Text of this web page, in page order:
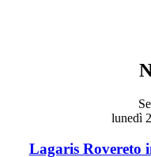
lunedì
Lagaris Rovereto